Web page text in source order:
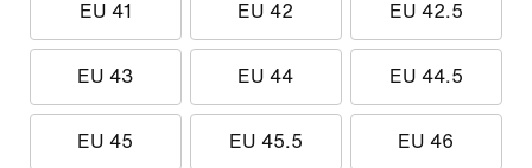
EU 41 EU 42 EU 42.5
EU 43 EU 44 EU 44.5
EU 45 EU 45.5 EU 46